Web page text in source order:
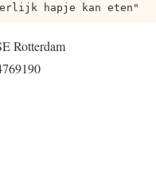
hapje kan eten"
Rotterdam